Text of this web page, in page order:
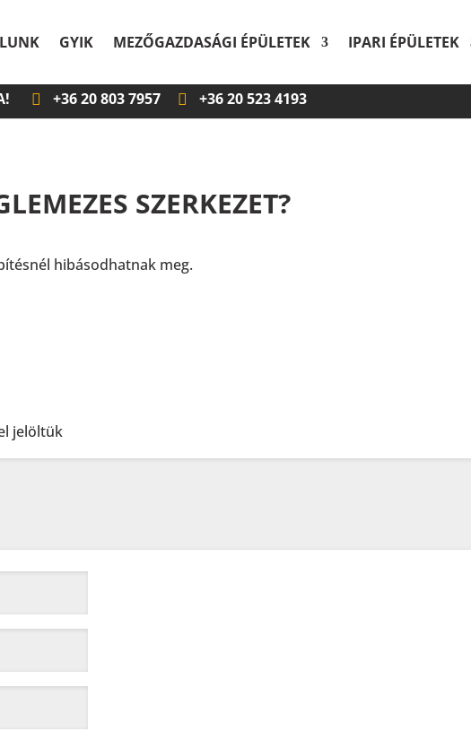
GYIK MEZŐGAZDASÁGI ÉPÜLETEK IPARI ÉPÜLETEK
+3620 803 7957 +3620 523 4193
SZERKEZET?
hibásodhatnak meg.
jelöltük